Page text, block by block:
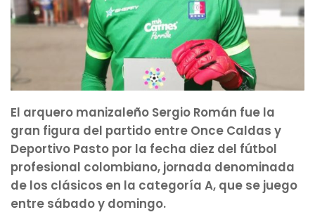
El arquero manizaleño Sergio Román fue la
gran figura del partido entre Once Caldas y
Deportivo Pasto por la fecha diez del fútbol
profesional colombiano, jornada denominada
de los clásicos en la categoría A, que se juego
entre sábado y domingo.